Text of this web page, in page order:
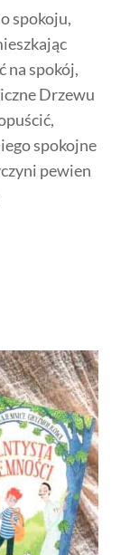
spokoju,
na spokój,
Drzewu
spokojne
pewien